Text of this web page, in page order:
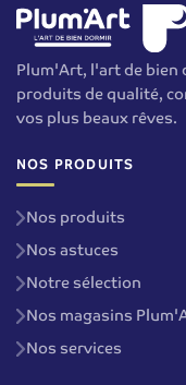
Plum'Art, l'art de bien
produits de qualité,
vos plus beaux rêves.
NOS PRODUITS
Nos produits
Nos astuces
Notre sélection
Nos magasins
Nos services